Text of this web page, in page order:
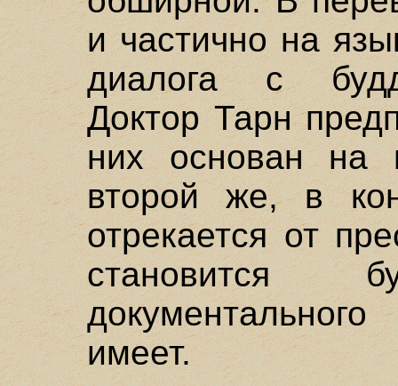
и частично на
диалога с
Доктор Тарн
них основан на
второй же, в
отрекается от
становится
имеет.